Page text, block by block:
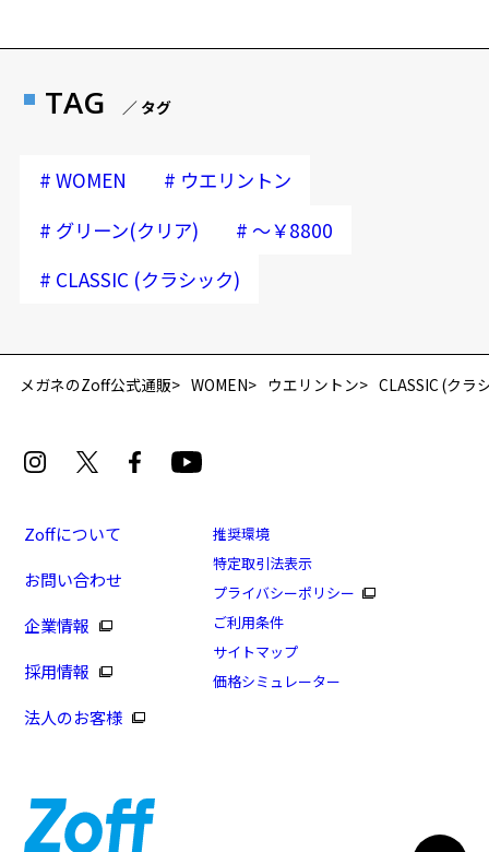
再入荷お知らせメールのお申し込み
[再値下げセール価格]かけるだけで存在感がある太縁
商品番号：ZN241034-61A1/フレームカラー：グリーン
(クリア)/単価：￥5,940
※商品が再入荷された際にメールでお知らせします。
※本サービスは商品の購入をお約束するものではありません。
TAG ／ タグ
# WOMEN # ウエリントン
# グリーン(クリア) # ～￥8800
# CLASSIC (クラシック)
メガネのZoff公式通販 WOMEN ウエリントン CLASSIC (クラ
Zoffについて
お問い合わせ
企業情報
採用情報
法人のお客様
推奨環境
特定取引法表示
プライバシーポリシー
ご利用条件
サイトマップ
価格シミュレーター